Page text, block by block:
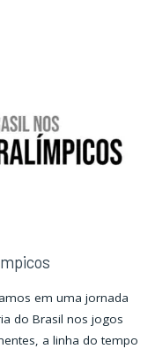
em uma jornada
do Brasil nos jogos
a linha do tempo